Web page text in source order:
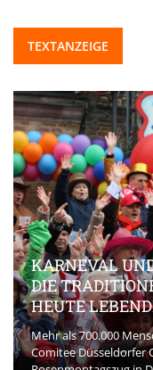
TEXTANZEIGE
KARNEVAL
DIE
HEUTE
Mehr als 700.000
Comitee Düsseldorfer